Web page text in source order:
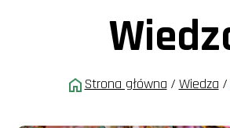
Strona główna / Wiedza /